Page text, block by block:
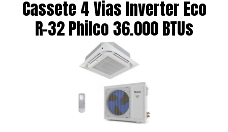
Cassete 4 Vias Inverter Eco
R-32 Philco 36.000 BTUs